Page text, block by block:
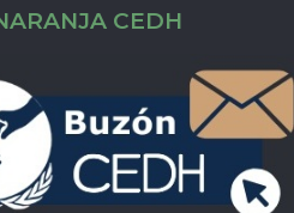
CEDH